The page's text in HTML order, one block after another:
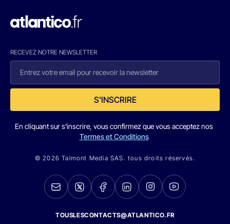
RECEVEZ NOTRE NEWSLETTER
S'INSCRIRE
En cliquant sur s'inscrire, vous confirmez que vous acceptez nos
Termes et Conditions
© 2026 Talmont Media SAS. tous droits réservés.
TOUSLESCONTACTS@ATLANTICO.FR